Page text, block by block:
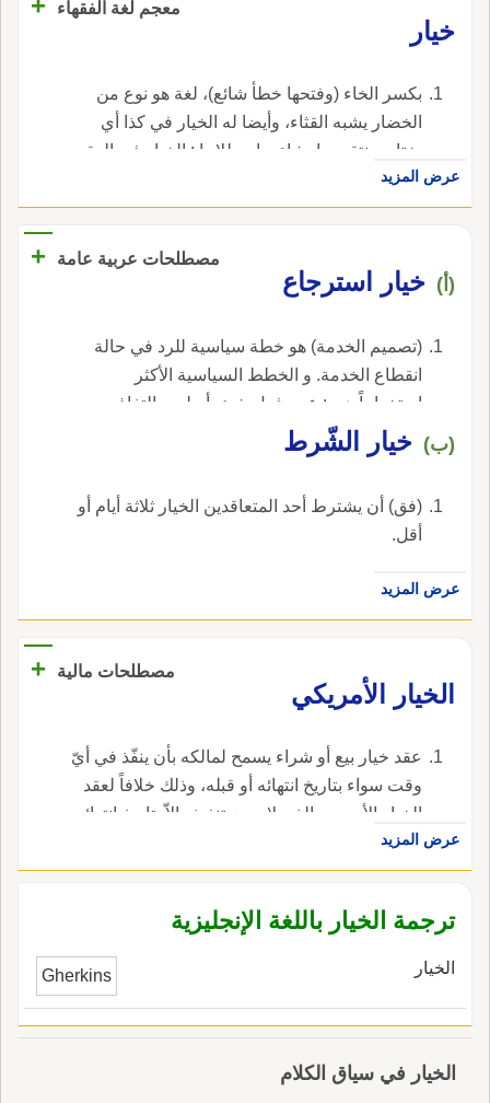
على الإِفراد، قال: وهو أَجود؛ قال: ومثل هذا البيت
في التثنية قو الفرزدق وقد ماتَ خَيْرَاهُمْ فلم يُخْزَ
معرَّب.
معجم لغة الفقهاء
خيار
بكسر الخاء (وفتحها خطأ شائع)، لغة هو نوع من
الخضار يشبه القثاء، وأيضا له الخيار في كذا أي
يختار وينتقي ما يشاء. واصطلاحا ; الخيار في العقد،
هو حق التسلط على فسخه، وهو عدة أنواع: خيار
العيب، خيار الغبن، خيار الحيوان، خيار المجلس،
عرض المزيد
مصطلحات عربية عامة +
(أ) خيار استرجاع
(تصميم الخدمة) هو خطة سياسية للرد في حالة
انقطاع الخدمة. و الخطط السياسية الأكثر
استخداماً هي : عدم فعل شئ، أسلوب التفاف
يدوي، الترتيبات التبادلية، الاسترجاع التدريجي،
الاسترجاع المتوسط، الاسترجاع السريع،
تستخدم وسائل مخصصة أو وسائل جهات خارجية
مشتركة مع جهات عمل اخرى.---
(ب) خيار الشّرط
(فق) أن يشترط أحد المتعاقدين الخيار ثلاثة أيام أو
أقل.
عرض المزيد
مصطلحات مالية
+
الخيار الأمريكي
عقد خيار بيع أو شراء يسمح لمالكه بأن ينفّذ في أيّ
وقت سواء بتاريخ انتهائه أو قبله، وذلك خلافاً لعقد
الخيار الأوروبي الذي لا يجوز تنفيذه إلاّ بتاريخ انتهائه.
، في الإنجليزية، هي American option.عرض المزيد
ترجمة الخيار باللغة الإنجليزية
الخيار Gherkins
الخيار في سياق الكلام